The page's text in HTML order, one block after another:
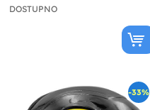
DOSTUPNO
-33%